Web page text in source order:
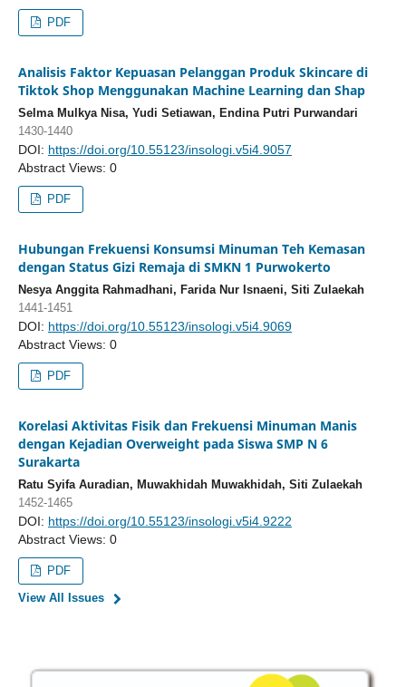
PDF
Analisis Faktor Kepuasan Pelanggan Produk Skincare di
Tiktok Shop Menggunakan Machine Learning dan Shap
Selma Mulkya Nisa, Yudi Setiawan, Endina Putri Purwandari
1430-1440
DOI: https://doi.org/10.55123/insologi.v5i4.9057
Abstract Views: 0
PDF
Hubungan Frekuensi Konsumsi Minuman Teh Kemasan
dengan Status Gizi Remaja di SMKN 1 Purwokerto
Nesya Anggita Rahmadhani, Farida Nur Isnaeni, Siti Zulaekah
1441-1451
DOI: https://doi.org/10.55123/insologi.v5i4.9069
Abstract Views: 0
PDF
Korelasi Aktivitas Fisik dan Frekuensi Minuman Manis
dengan Kejadian Overweight pada Siswa SMP N 6
Surakarta
Ratu Syifa Auradian, Muwakhidah Muwakhidah, Siti Zulaekah
1452-1465
DOI: https://doi.org/10.55123/insologi.v5i4.9222
Abstract Views: 0
PDF
View All Issues